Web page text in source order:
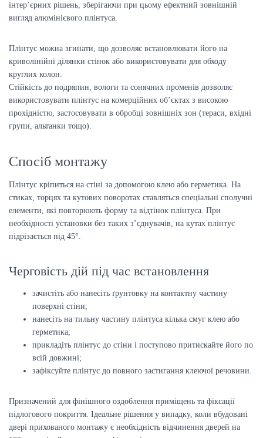
інтер’єрних рішень, зберігаючи при цьому ефектний зовнішній
вигляд алюмінієвого плінтуса.
Плінтус можна згинати, що дозволяє встановлювати його на
криволінійні ділянки стінок або використовувати для обходу
круглих колон.
Стійкість до подряпин, вологи та сонячних променів дозволяє
використовувати плінтус на комерційних об’єктах з високою
прохідністю, застосовувати в обробці зовнішніх зон (тераси, вхідні
групи, альтанки тощо).
Спосіб монтажу
Плінтус кріпиться на стіні за допомогою клею або герметика. На
стиках, торцях та кутових поворотах ставляться спеціальні сполучні
елементи, які повторюють форму та відтінок плінтуса. При
необхідності установки без таких з’єднувачів, на кутах плінтус
підрізається під 45°.
Черговість дій під час встановлення
зачистіть або нанесіть ґрунтовку на контактну частину
поверхні стіни;
нанесіть на тильну частину плінтуса кілька смуг клею або
герметика;
прикладіть плінтус до стіни і поступово притискайте його по
всій довжині;
зафіксуйте плінтус до повного застигання клеючої речовини.
Призначений для фінішного оздоблення приміщень та фіксації
підлогового покриття. Ідеальне рішення у випадку, коли вбудовані
двері прихованого монтажу є необхідність відчинення дверей на